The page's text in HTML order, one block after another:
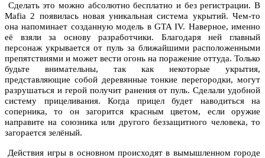
Сделать это можно абсолютно бесплатно и без регистрации. В
Mafia 2 появилась новая уникальная система укрытий. Чем-то
она напоминает созданную модель в GTA IV. Наверное, именно
её взяли за основу разработчики. Благодаря ней главный
персонаж укрывается от пуль за ближайшими расположенными
препятствиями и может вести огонь на поражение оттуда. Только
будьте внимательны, так как некоторые укрытия,
представляющие собой деревянные тонкие перегородки, могут
разрушаться и герой получит ранения от пуль. Сделали удобной
систему прицеливания. Когда прицел будет наводиться на
соперника, то он загорится красным цветом, если оружие
направите на союзника или другого беззащитного человека, то
загорается зелёный.
Действия игры в основном происходят в вымышленном городе